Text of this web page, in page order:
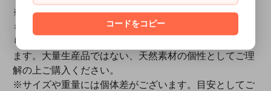
※製品加工時の小傷や革そのものの筋が大きく出ている
ものもございます。また天然革のため、不規則模様であ
り、シボの出具合、縦に革目が走っているものもござい
ます。大量生産品ではない、天然素材の個性としてご理
解の上ご購入ください。
※サイズや重量には個体差がございます。目安としてご
コードをコピー